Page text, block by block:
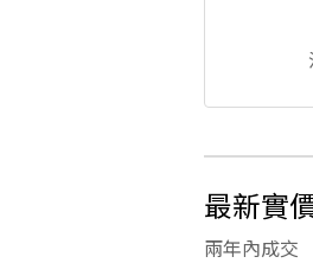
最新實
兩年內成交